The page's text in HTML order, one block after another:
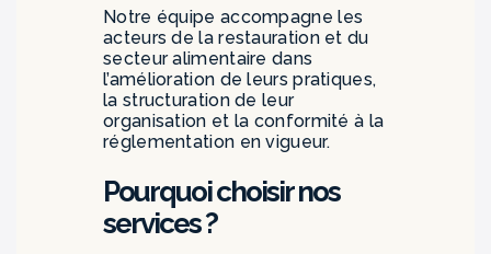
Notre équipe accompagne les
acteurs de la restauration et du
secteur alimentaire dans
l’amélioration de leurs pratiques,
la structuration de leur
organisation et la conformité à la
réglementation en vigueur.
Pourquoi choisir nos
services ?